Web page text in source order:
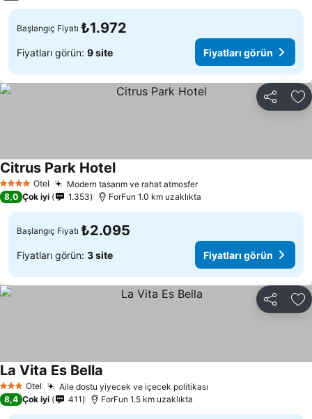
Başlangıç Fiyatı ₺1.972
Fiyatları görün: 9 site Fiyatları görün
Paylaş
4 Yıldız Otel Modern tasarım ve rahat atmosferFiyatları görün
Citrus Park HotelFiyatları görün
8,0 Çok iyi 1.353 ForFun 1.0 km uzaklıkta
Başlangıç Fiyatı ₺2.095
Fiyatları görün: 3 site Fiyatları görün
Paylaş
3 YıldızOtel Aile dostu yiyecek ve içecek politikası
La Vita Es Bella
8,4 Çok iyi 411 ForFun 1.5 km uzaklıkta